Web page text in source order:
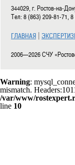
344029, г. Ростов-на-
Тел: 8 (863) 209-81-71,
ГЛАВНАЯ |
2006—2026 СЧУ
Warning:
mismatch.
/var/www/
line 10